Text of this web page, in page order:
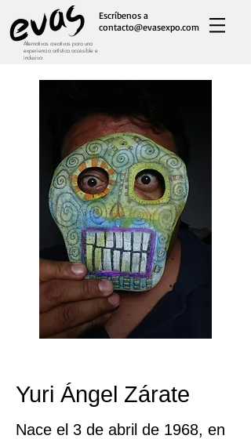
Escríbenos a
contacto@evasexpo.com
Alternativas creativas para una
experiencia artística accesible e
inclusiva
Yuri Ángel Zárate
Nace el 3 de abril de 1968, en